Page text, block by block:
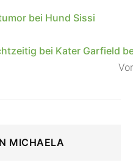
bei Hund Sissi
bei Kater Garfield
MICHAELA